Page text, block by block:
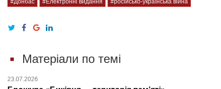
#Донбас #Електронні видання #російсько-українська війна
Матеріали по темі
23.07.2026